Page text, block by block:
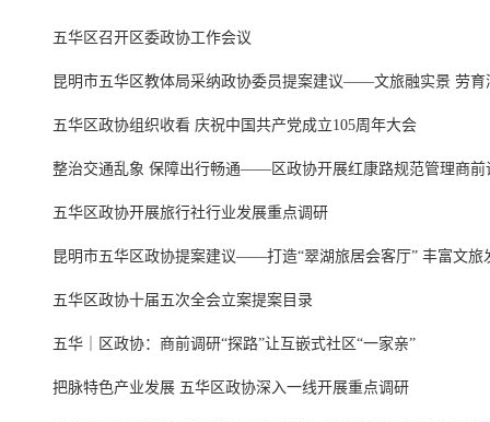
五华区召开区委政协工作会议
昆明市五华区教体局采纳政协委员提案建议——文旅融实景 劳育
五华区政协组织收看 庆祝中国共产党成立105周年大会
整治交通乱象 保障出行畅通——区政协开展红康路规范管理商前
五华区政协开展旅行社行业发展重点调研
昆明市五华区政协提案建议——打造“翠湖旅居会客厅” 丰富文旅
五华区政协十届五次全会立案提案目录
五华｜区政协：商前调研“探路”让互嵌式社区“一家亲”
把脉特色产业发展 五华区政协深入一线开展重点调研